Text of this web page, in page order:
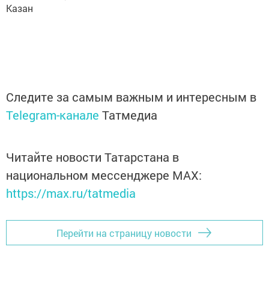
Казан
Следите за самым важным и интересным в
Telegram-канале Татмедиа
Читайте новости Татарстана в
национальном мессенджере MАХ:
https://max.ru/tatmedia
Перейти на страницу новости